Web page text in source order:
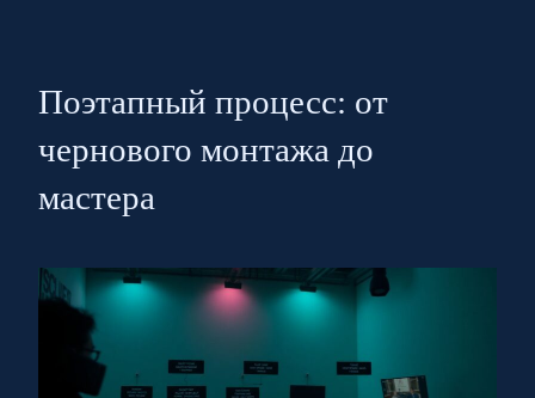
Поэтапный процесс: от
чернового монтажа до
мастера